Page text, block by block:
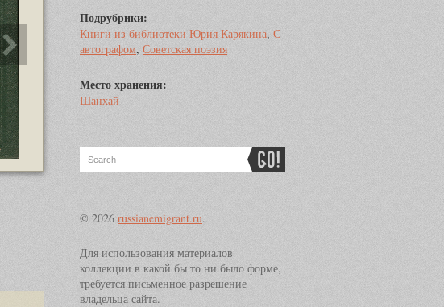
Подрубрики:
Книги из библиотеки Юрия Карякина, С
автографом, Советская поэзия
Место хранения:
Шанхай
© 2026 russianemigrant.ru.
Для использования материалов
коллекции в какой бы то ни было форме,
требуется письменное разрешение
владельца сайта.